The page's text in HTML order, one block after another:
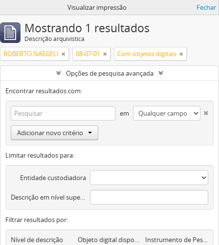
Visualizar impressão Fechar
Mostrando 1 resultados
Descrição arquivística
ROBERTO NAEGELI 08-07-01 Com objetos digitais
Opções de pesquisa avançada
Encontrar resultados com:
em
Adicionar novo critério
Limitar resultados para:
Entidade custodiadora
Descrição em nível superior
Filtrar resultados por:
Nível de descrição Objeto digital disponível Instrumento de Pesquisa